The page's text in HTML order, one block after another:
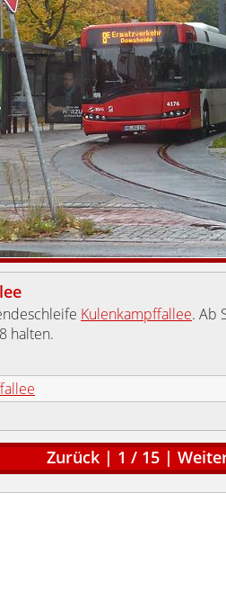
Kulenkampffallee. Ab
halten.
Zurück | 1 / 15 |